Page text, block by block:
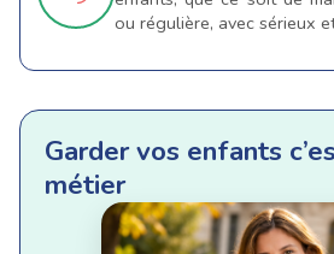
ou régulière, avec sérieux
Garder vos enfants
métier